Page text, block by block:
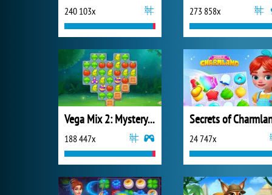
240 103x 273 858x
Vega Mix 2: Mystery of Island
188 447x
Secrets of
24 747x